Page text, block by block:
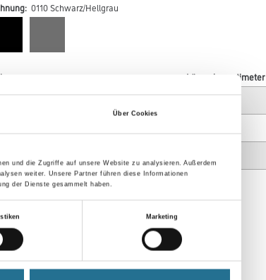
Über Cookies
und die Zugriffe auf unsere Website zu analysieren. Außerdem
weiter. Unsere Partner führen diese Informationen
der Dienste gesammelt haben.
Marketing
0110 Schwarz/Hellgrau
Länge in centimeter